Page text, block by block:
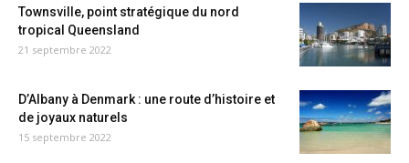
Townsville, point stratégique du nord
tropical Queensland
21 septembre 2022
D’Albany à Denmark : une route d’histoire et
de joyaux naturels
15 septembre 2022